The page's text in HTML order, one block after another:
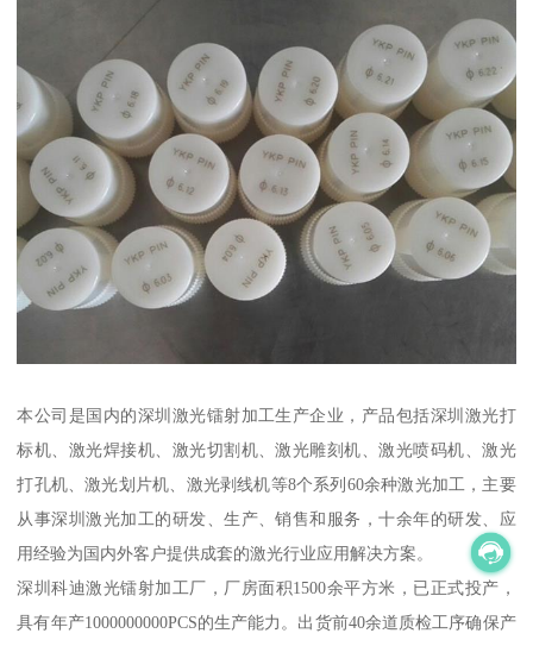
本公司是国内的深圳激光镭射加工生产企业，产品包括深圳激光打
标机、激光焊接机、激光切割机、激光雕刻机、激光喷码机、激光
打孔机、激光划片机、激光剥线机等8个系列60余种激光加工，主要
从事深圳激光加工的研发、生产、销售和服务，十余年的研发、应
用经验为国内外客户提供成套的激光行业应用解决方案。
深圳科迪激光镭射加工厂，厂房面积1500余平方米，已正式投产，
具有年产1000000000PCS的生产能力。出货前40余道质检工序确保产